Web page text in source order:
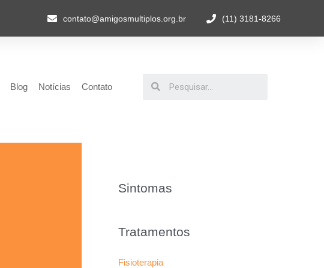
contato@amigosmultiplos.org.br (11) 3181-8266
Blog Notícias Contato
Sintomas
Tratamentos
Fisioterapia